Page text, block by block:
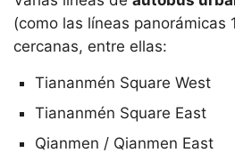
(como las líneas panorámicas
cercanas, entre ellas:
Tiananmén Square West
Tiananmén Square East
Qianmen / Qianmen East